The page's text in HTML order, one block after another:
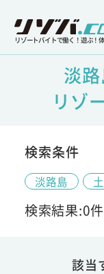
リゾートバイトで働く！遊ぶ！
淡
リゾ
検索条件
淡路島
検索結果:0件
該当